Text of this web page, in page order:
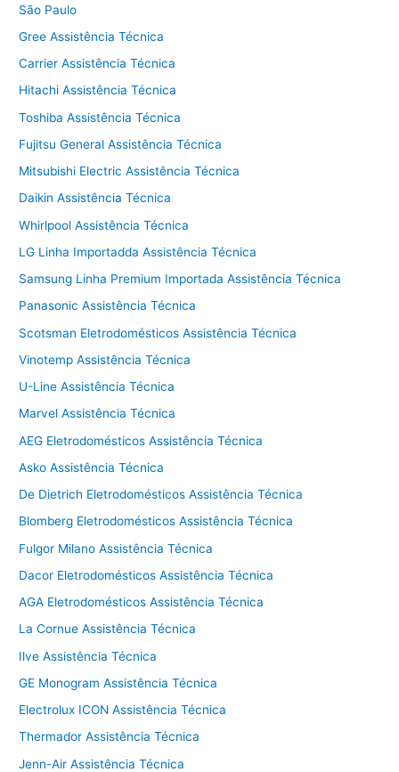
b
o
o
k
p
p
São Paulo
Gree Assistência Técnica
Carrier Assistência Técnica
Hitachi Assistência Técnica
Toshiba Assistência Técnica
Fujitsu General Assistência Técnica
Mitsubishi Electric Assistência Técnica
Daikin Assistência Técnica
Whirlpool Assistência Técnica
LG Linha Importadda Assistência Técnica
Samsung Linha Premium Importada Assistência Técnica
Panasonic Assistência Técnica
Scotsman Eletrodomésticos Assistência Técnica
Vinotemp Assistência Técnica
U-Line Assistência Técnica
Marvel Assistência Técnica
AEG Eletrodomésticos Assistência Técnica
Asko Assistência Técnica
De Dietrich Eletrodomésticos Assistência Técnica
Blomberg Eletrodomésticos Assistência Técnica
Fulgor Milano Assistência Técnica
Dacor Eletrodomésticos Assistência Técnica
AGA Eletrodomésticos Assistência Técnica
La Cornue Assistência Técnica
Ilve Assistência Técnica
GE Monogram Assistência Técnica
Electrolux ICON Assistência Técnica
Thermador Assistência Técnica
Jenn-Air Assistência Técnica